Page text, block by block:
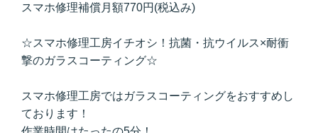
スマホ修理補償月額770円(税込み)
☆スマホ修理工房イチオシ！抗菌・抗ウイルス×耐衝
撃のガラスコーティング☆
スマホ修理工房ではガラスコーティングをおすすめし
ております！